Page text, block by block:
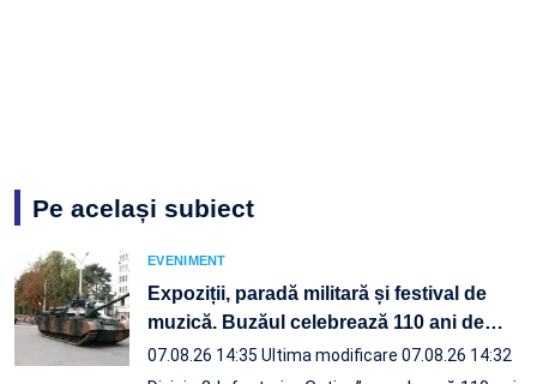
Pe același subiect
EVENIMENT
Expoziții, paradă militară și festival de
muzică. Buzăul celebrează 110 ani de…
07.08.26 14:35 Ultima modificare 07.08.26 14:32